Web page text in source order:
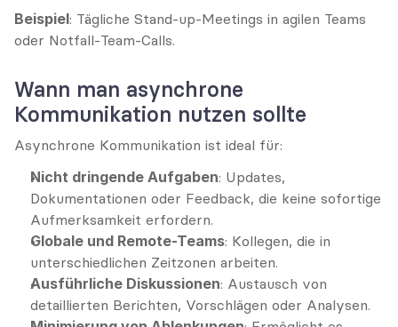
Beispiel: Tägliche Stand-up-Meetings in agilen Teams
oder Notfall-Team-Calls.
Wann man asynchrone
Kommunikation nutzen sollte
Asynchrone Kommunikation ist ideal für:
Nicht dringende Aufgaben: Updates,
Dokumentationen oder Feedback, die keine sofortige
Aufmerksamkeit erfordern.
Globale und Remote-Teams: Kollegen, die in
unterschiedlichen Zeitzonen arbeiten.
Ausführliche Diskussionen: Austausch von
detaillierten Berichten, Vorschlägen oder Analysen.